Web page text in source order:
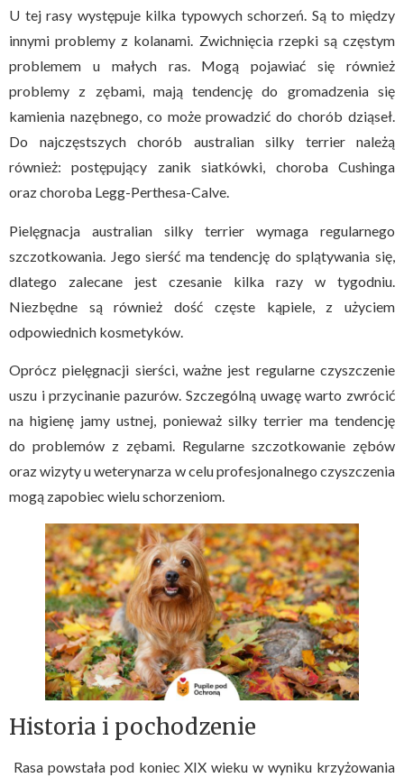
U tej rasy występuje kilka typowych schorzeń. Są to między
innymi problemy z kolanami. Zwichnięcia rzepki są częstym
problemem u małych ras. Mogą pojawiać się również
problemy z zębami, mają tendencję do gromadzenia się
kamienia nazębnego, co może prowadzić do chorób dziąseł.
Do najczęstszych chorób australian silky terrier należą
również: postępujący zanik siatkówki, choroba Cushinga
oraz choroba Legg-Perthesa-Calve.
Pielęgnacja australian silky terrier wymaga regularnego
szczotkowania. Jego sierść ma tendencję do splątywania się,
dlatego zalecane jest czesanie kilka razy w tygodniu.
Niezbędne są również dość częste kąpiele, z użyciem
odpowiednich kosmetyków.
Oprócz pielęgnacji sierści, ważne jest regularne czyszczenie
uszu i przycinanie pazurów. Szczególną uwagę warto zwrócić
na higienę jamy ustnej, ponieważ silky terrier ma tendencję
do problemów z zębami. Regularne szczotkowanie zębów
oraz wizyty u weterynarza w celu profesjonalnego czyszczenia
mogą zapobiec wielu schorzeniom.
Historia i pochodzenie
Rasa powstała pod koniec XIX wieku w wyniku krzyżowania